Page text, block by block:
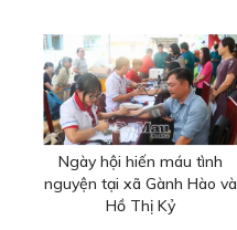
Ngày hội hiến máu tình
nguyện tại xã Gành Hào và
Hồ Thị Kỷ